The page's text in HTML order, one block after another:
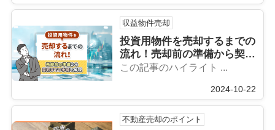
収益物件売却
投資用物件を売却するまでの
流れ！売却前の準備から契約
までの手順を解説
この記事のハイライト ...
2024-10-22
不動産売却のポイント